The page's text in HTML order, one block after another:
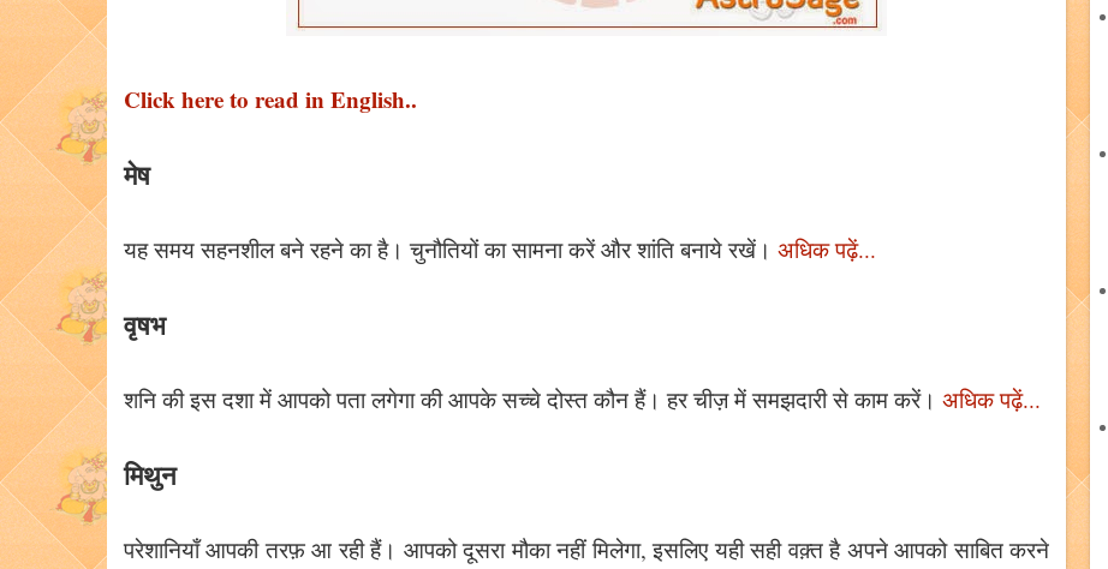
Click here to read in English..
मेष
यह समय सहनशील बने रहने का है। चुनौतियों का सामना करें और शांति बनाये रखें। अधिक पढ़ें...
वृषभ
शनि की इस दशा में आपको पता लगेगा की आपके सच्चे दोस्त कौन हैं। हर चीज़ में समझदारी से काम करें। अधिक पढ़ें...
मिथुन
परेशानियाँ आपकी तरफ़ आ रही हैं। आपको दूसरा मौका नहीं मिलेगा, इसलिए यही सही वक़्त है अपने आपको साबित करने